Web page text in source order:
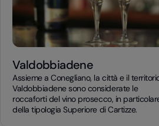
Valdobbiadene
Assieme a Conegliano, la città e il
Valdobbiadene sono considerate le
roccaforti del vino prosecco, in
della tipologia Superiore di Cartizze.